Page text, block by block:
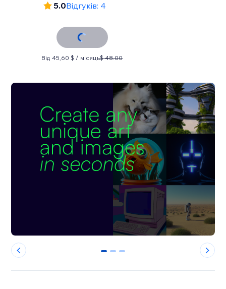
5.0Відгуків: 4
Від 45,60 $ / місяць$ 48.00
0 1 2